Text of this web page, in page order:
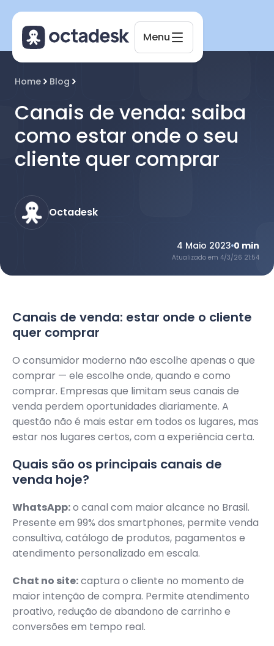
Menu
Home Blog
Canais de venda: saiba
como estar onde o seu
cliente quer comprar
Octadesk
4 Maio 2023 0 min
Atualizado em 4/3/26 21:54
Canais de venda: estar onde o cliente
quer comprar
O consumidor moderno não escolhe apenas o que
comprar — ele escolhe onde, quando e como
comprar. Empresas que limitam seus canais de
venda perdem oportunidades diariamente. A
questão não é mais estar em todos os lugares, mas
estar nos lugares certos, com a experiência certa.
Quais são os principais canais de
venda hoje?
WhatsApp:o canal com maior alcance no Brasil.
Presente em 99% dos smartphones, permite venda
consultiva, catálogo de produtos, pagamentos e
atendimento personalizado em escala.
Chat no site:captura o cliente no momento de
maior intenção de compra. Permite atendimento
proativo, redução de abandono de carrinho e
conversões em tempo real.
Octadesk
Online agora